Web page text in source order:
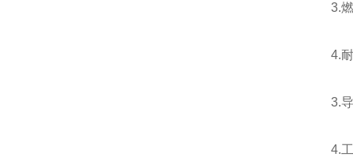
3.燃
4.耐
3.导
4.工